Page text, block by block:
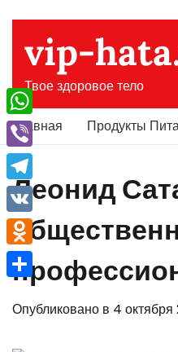
содержимому
vip-
Твое здоровое тело
Главная Продукты
Леонид
Опубликовано в 4
WhatsApp
Viber
Telegram
VK
Odnoklassniki
Отправить